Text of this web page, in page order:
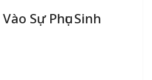
Sự Phục Sinh